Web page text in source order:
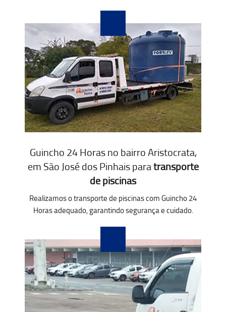
Guincho 24 Horas no bairro Aristocrata,
em São José dos Pinhais paratransporte
de piscinas
Realizamos o transporte de piscinas com Guincho 24
Horas adequado, garantindo segurança e cuidado.